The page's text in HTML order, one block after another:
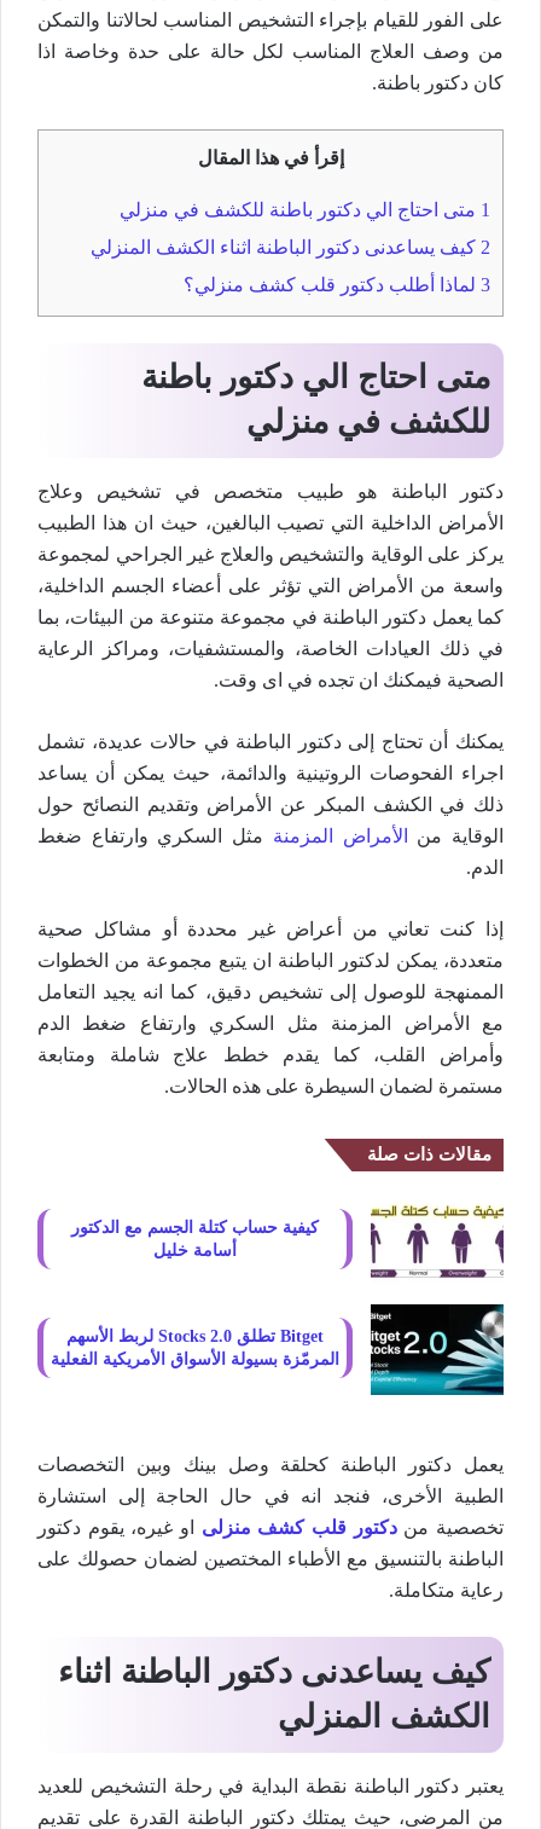
على الفور للقيام بإجراء التشخيص المناسب لحالاتنا والتمكن
من وصف العلاج المناسب لكل حالة على حدة وخاصة اذا
كان دكتور باطنة.
إقرأ في هذا المقال
1 متى احتاج الي دكتور باطنة للكشف في منزلي
2 كيف يساعدنى دكتور الباطنة اثناء الكشف المنزلي
3 لماذا أطلب دكتور قلب كشف منزلي؟
متى احتاج الي دكتور باطنة
للكشف في منزلي
دكتور الباطنة هو طبيب متخصص في تشخيص وعلاج
الأمراض الداخلية التي تصيب البالغين، حيث ان هذا الطبيب
يركز على الوقاية والتشخيص والعلاج غير الجراحي لمجموعة
واسعة من الأمراض التي تؤثر على أعضاء الجسم الداخلية،
كما يعمل دكتور الباطنة في مجموعة متنوعة من البيئات، بما
في ذلك العيادات الخاصة، والمستشفيات، ومراكز الرعاية
الصحية فيمكنك ان تجده في اى وقت.
يمكنك أن تحتاج إلى دكتور الباطنة في حالات عديدة، تشمل
اجراء الفحوصات الروتينية والدائمة، حيث يمكن أن يساعد
ذلك في الكشف المبكر عن الأمراض وتقديم النصائح حول
الوقاية من
الأمراض المزمنة مثل السكري وارتفاع ضغط
الدم.
إذا كنت تعاني من أعراض غير محددة أو مشاكل صحية
متعددة، يمكن لدكتور الباطنة ان يتبع مجموعة من الخطوات
الممنهجة للوصول إلى تشخيص دقيق، كما انه يجيد التعامل
مع الأمراض المزمنة مثل السكري وارتفاع ضغط الدم
وأمراض القلب، كما يقدم خطط علاج شاملة ومتابعة
مستمرة لضمان السيطرة على هذه الحالات.
مقالات ذات صلة
كيفية حساب كتلة الجسم مع الدكتور
أسامة خليل
Bitget تطلق Stocks 2.0 لربط الأسهم
المرمّزة بسيولة الأسواق الأمريكية الفعلية
يعمل دكتور الباطنة كحلقة وصل بينك وبين التخصصات
الطبية الأخرى، فنجد انه في حال الحاجة إلى استشارة
تخصصية مندكتور قلب كشف منزلى او غيره، يقوم دكتور
الباطنة بالتنسيق مع الأطباء المختصين لضمان حصولك على
رعاية متكاملة.
كيف يساعدنى دكتور الباطنة اثناء
الكشف المنزلي
يعتبر دكتور الباطنة نقطة البداية في رحلة التشخيص للعديد
من المرضى، حيث يمتلك دكتور الباطنة القدرة على تقديم